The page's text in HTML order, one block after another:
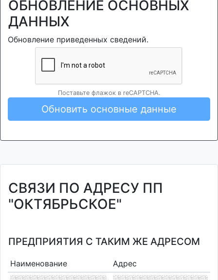
ОБНОВЛЕНИЕ ОСНОВНЫХ
ДАННЫХ
Обновление приведенных сведений.
Поставьте флажок в reCAPTCHA.
Обновить основные данные
СВЯЗИ ПО АДРЕСУ ПП
"ОКТЯБРЬСКОЕ"
ПРЕДПРИЯТИЯ С ТАКИМ ЖЕ АДРЕСОМ
Наименование Адрес